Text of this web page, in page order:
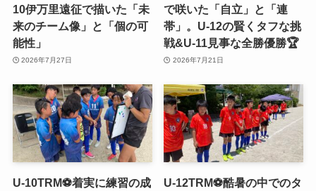
10伊万里遠征で描いた「未
来のチーム像」と「個の可
能性」
2026年7月27日
で咲いた「自立」と「連
帯」。U-12の賢くタフな挑
戦&U-11見事な全勝優勝🏆
2026年7月21日
U-10TRM⚽️着実に練習の成
U-12TRM⚽️酷暑の中でのタ